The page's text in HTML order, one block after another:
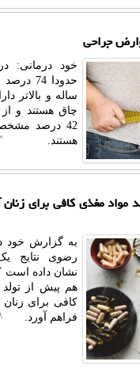
جراحی
خود درمانی:
ساله و بالاتر
چاق هستند و از
42 درصد
هستند.
مواد مغذی کافی برای
به گزارش خود
رضوی نتایج
نشان داده است
هم پیش از تولد
کافی برای زنان
فراهم آورد.